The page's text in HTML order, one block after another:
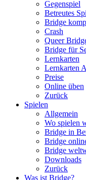
Gegenspiel
Betreutes
Bridge
Crash
Queer
Bridge für
Lernkarten
Lernkarten
Preise
Online üben
Zurück
Spielen
Allgemein
Wo spielen
Bridge in
Bridge
Bridge
Downloads
Zurück
Was ist Bridge?